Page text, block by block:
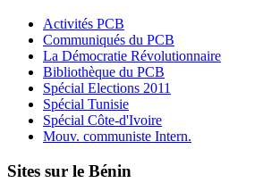
Activités PCB
Communiqués du PCB
La Démocratie Révolutionnaire
Bibliothèque du PCB
Spécial Elections 2011
Spécial Tunisie
Spécial Côte-d'Ivoire
Mouv. communiste Intern.
Sites sur le Bénin